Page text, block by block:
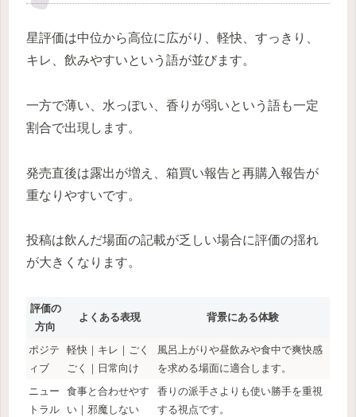
星評価は中位から高位に広がり、軽快、すっきり、
キレ、飲みやすいという語が並びます。
一方で薄い、水っぽい、香りが弱いという語も一定
割合で出現します。
発売直後は露出が増え、箱買い報告と再購入報告が
重なりやすいです。
投稿は飲んだ場面の記載が乏しい場合に評価の揺れ
が大きくなります。
評価の
方向
よくある表現 背景にある体験
ポジテ
ィブ
軽快｜キレ｜ごく
ごく｜日常向け
風呂上がりや昼飲みや食中で爽快感
を求める場面に適合します。
ニュー
トラル
食事と合わせやす
い｜邪魔しない
香りの派手さよりも使い勝手を重視
する視点です。